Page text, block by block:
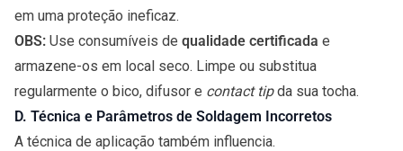
em uma proteção ineficaz.
OBS: Use consumíveis de qualidade certificada e
armazene-os em local seco. Limpe ou substitua
regularmente o bico, difusor e contact tipda sua tocha.
D. Técnica e Parâmetros de Soldagem Incorretos
A técnica de aplicação também influencia.